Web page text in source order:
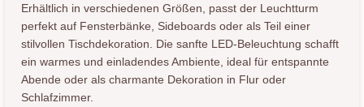
Erhältlich in verschiedenen Größen, passt der Leuchtturm
perfekt auf Fensterbänke, Sideboards oder als Teil einer
stilvollen Tischdekoration. Die sanfte LED-Beleuchtung schafft
ein warmes und einladendes Ambiente, ideal für entspannte
Abende oder als charmante Dekoration in Flur oder
Schlafzimmer.